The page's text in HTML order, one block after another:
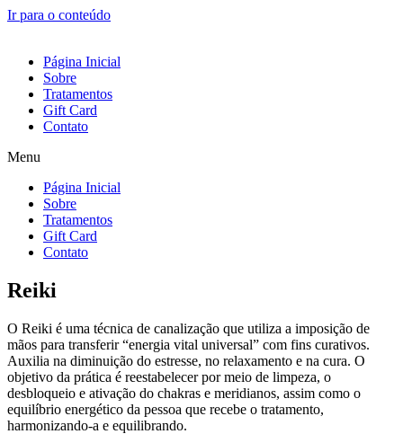
Ir para o conteúdo
Página Inicial
Sobre
Tratamentos
Gift Card
Contato
Menu
Página Inicial
Sobre
Tratamentos
Gift Card
Contato
Reiki
O Reiki é uma técnica de canalização que utiliza a imposição de
mãos para transferir “energia vital universal” com fins curativos.
Auxilia na diminuição do estresse, no relaxamento e na cura. O
objetivo da prática é reestabelecer por meio de limpeza, o
desbloqueio e ativação do chakras e meridianos, assim como o
equilíbrio energético da pessoa que recebe o tratamento,
harmonizando-a e equilibrando.